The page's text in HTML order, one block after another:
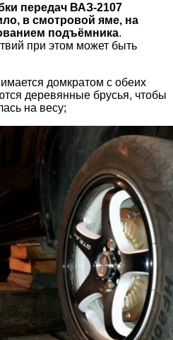
передач ВАЗ-2107
в смотровой яме, на
подъёмника.
при этом может быть
домкратом с обеих
деревянные брусья, чтобы
на весу;